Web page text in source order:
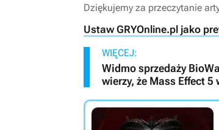
Dziękujemy za przeczytanie
Ustaw GRYOnline.pl jako
WIĘCEJ:
Widmo sprzedaży
wierzy, że Mass Effect